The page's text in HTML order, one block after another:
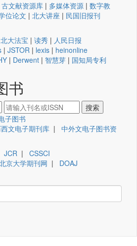
古文献资源库 | 多媒体资源 | 数字教
位论文 | 北大讲座 | 民国旧报刊
北大法宝 | 读秀 | 人民日报
| JSTOR | lexis | heinonline
| Derwent | 智慧芽 | 国知局专利
书
子图书
文电子期刊库 | 中外文电子图书资
JCR | CSSCI
京大学期刊网 | DOAJ